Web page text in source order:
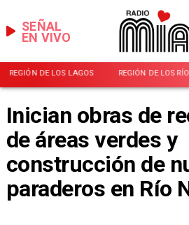
EN VIVO
SEÑAL
REGIÓN DE LOS LAGOS REGIÓN DE LOS
Inician obras de
de áreas verdes y
construcción de
paraderos en Río